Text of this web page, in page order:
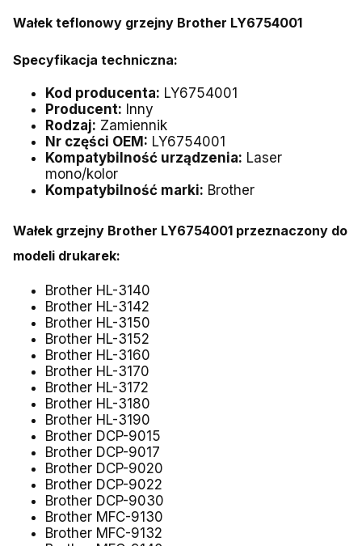
Wałek teflonowy grzejny Brother LY6754001
Specyfikacja techniczna:
Kod producenta: LY6754001
Producent: Inny
Rodzaj: Zamiennik
Nr części OEM: LY6754001
Kompatybilność urządzenia: Laser
mono/kolor
Kompatybilność marki: Brother
Wałek grzejny Brother LY6754001 przeznaczony do
modeli drukarek:
Brother HL-3140
Brother HL-3142
Brother HL-3150
Brother HL-3152
Brother HL-3160
Brother HL-3170
Brother HL-3172
Brother HL-3180
Brother HL-3190
Brother DCP-9015
Brother DCP-9017
Brother DCP-9020
Brother DCP-9022
Brother DCP-9030
Brother MFC-9130
Brother MFC-9132